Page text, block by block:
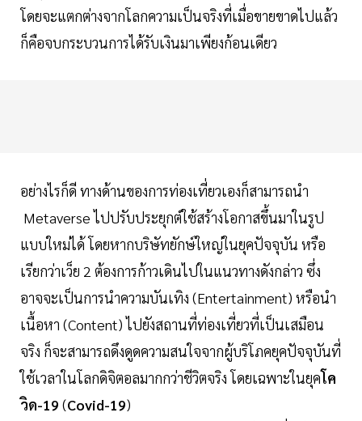
โดยจะแตกต่างจากโลกความเป็นจริงที่เมื่อขายขาดไปแล้ว
ก็คือจบกระบวนการได้รับเงินมาเพียงก้อนเดียว
อย่างไรก็ดี ทางด้านของการท่องเที่ยวเองก็สามารถนำ
Metaverse ไปปรับประยุกต์ใช้สร้างโอกาสขึ้นมาในรูป
แบบใหม่ได้ โดยหากบริษัทยักษ์ใหญ่ในยุคปัจจุบัน หรือ
เรียกว่าเว็ย 2 ต้องการก้าวเดินไปในแนวทางดังกล่าว ซึ่ง
อาจจะเป็นการนำความบันเทิง (Entertainment) หรือนำ
เนื้อหา (Content) ไปยังสถานที่ท่องเที่ยวที่เป็นเสมือน
จริง ก็จะสามารถดึงดูดความสนใจจากผู้บริโภคยุคปัจจุบันที่
ใช้เวลาในโลกดิจิตอลมากกว่าชีวิตจริง โดยเฉพาะในยุคโค
วิด-19 (Covid-19)